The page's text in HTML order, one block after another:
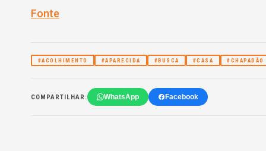
Fonte
#ACOLHIMENTO #APARECIDA #BUSCA #CASA #CHAPADÃO
COMPARTILHAR: WhatsApp Facebook